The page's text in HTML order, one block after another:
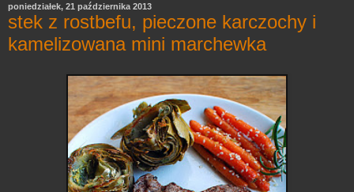
poniedziałek, 21 października 2013
stek z rostbefu, pieczone karczochy i
kamelizowana mini marchewka